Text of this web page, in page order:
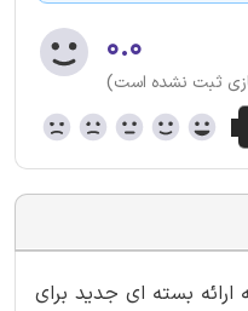
۰.۰
ثبت نشده است)
ارائه بسته ای جدید برای